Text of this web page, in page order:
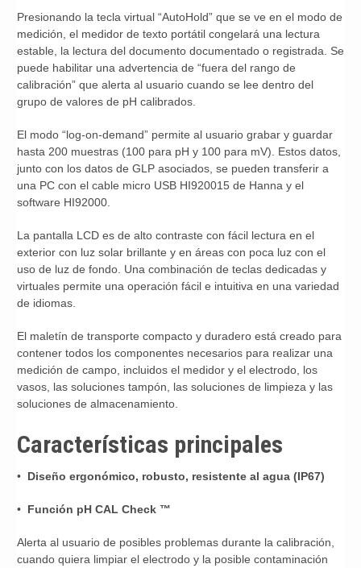
Presionando la tecla virtual “AutoHold” que se ve en el modo de
medición, el medidor de texto portátil congelará una lectura
estable, la lectura del documento documentado o registrada. Se
puede habilitar una advertencia de “fuera del rango de
calibración” que alerta al usuario cuando se lee dentro del
grupo de valores de pH calibrados.
El modo “log-on-demand” permite al usuario grabar y guardar
hasta 200 muestras (100 para pH y 100 para mV). Estos datos,
junto con los datos de GLP asociados, se pueden transferir a
una PC con el cable micro USB HI920015 de Hanna y el
software HI92000.
La pantalla LCD es de alto contraste con fácil lectura en el
exterior con luz solar brillante y en áreas con poca luz con el
uso de luz de fondo. Una combinación de teclas dedicadas y
virtuales permite una operación fácil e intuitiva en una variedad
de idiomas.
El maletín de transporte compacto y duradero está creado para
contener todos los componentes necesarios para realizar una
medición de campo, incluidos el medidor y el electrodo, los
vasos, las soluciones tampón, las soluciones de limpieza y las
soluciones de almacenamiento.
Características principales
• Diseño ergonómico, robusto, resistente al agua (IP67)
• Función pH CAL Check ™
Alerta al usuario de posibles problemas durante la calibración,
cuando quiera limpiar el electrodo y la posible contaminación